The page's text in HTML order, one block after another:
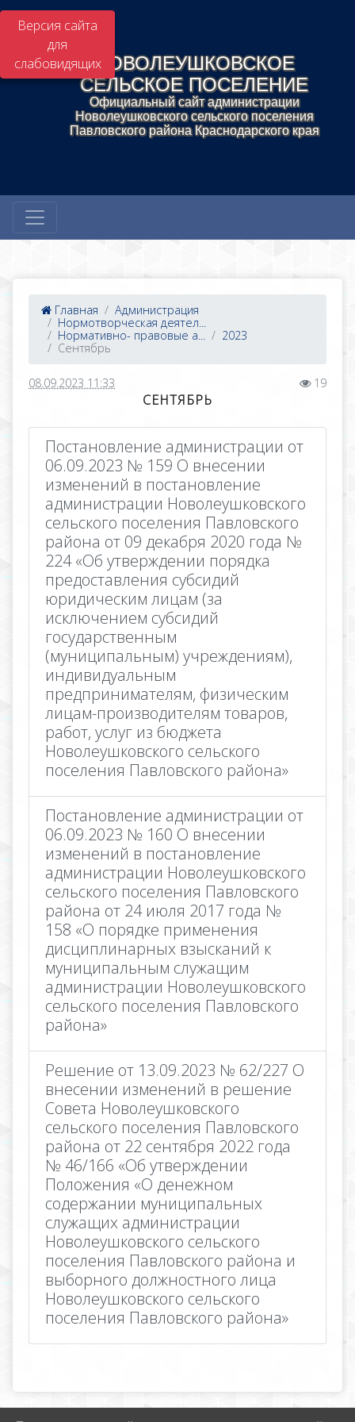
Версия сайта
для
слабовидящихНОВОЛЕУШКОВСКОЕ
СЕЛЬСКОЕ ПОСЕЛЕНИЕ
Официальный сайт администрации
Новолеушковского сельского поселения
Павловского района Краснодарского края
Главная
Администрация
Нормотворческая деятел...
Нормативно- правовые а...
2023
Сентябрь
08.09.2023 11:33 19
СЕНТЯБРЬ
Постановление администрации от
06.09.2023 № 159 О внесении
изменений в постановление
администрации Новолеушковского
сельского поселения Павловского
района от 09 декабря 2020 года №
224 «Об утверждении порядка
предоставления субсидий
юридическим лицам (за
исключением субсидий
государственным
(муниципальным) учреждениям),
индивидуальным
предпринимателям, физическим
лицам-производителям товаров,
работ, услуг из бюджета
Новолеушковского сельского
поселения Павловского района»
Постановление администрации от
06.09.2023 № 160 О внесении
изменений в постановление
администрации Новолеушковского
сельского поселения Павловского
района от 24 июля 2017 года №
158 «О порядке применения
дисциплинарных взысканий к
муниципальным служащим
администрации Новолеушковского
сельского поселения Павловского
района»
Решение от 13.09.2023 № 62/227 О
внесении изменений в решение
Совета Новолеушковского
сельского поселения Павловского
района от 22 сентября 2022 года
№ 46/166 «Об утверждении
Положения «О денежном
содержании муниципальных
служащих администрации
Новолеушковского сельского
поселения Павловского района и
выборного должностного лица
Новолеушковского сельского
поселения Павловского района»